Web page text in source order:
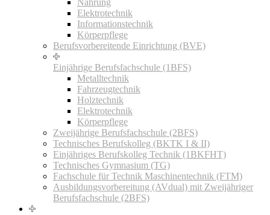
Nahrung
Elektrotechnik
Informationstechnik
Körperpflege
Berufsvorbereitende Einrichtung (BVE)
Einjährige Berufsfachschule (1BFS)
Metalltechnik
Fahrzeugtechnik
Holztechnik
Elektrotechnik
Körperpflege
Zweijährige Berufsfachschule (2BFS)
Technisches Berufskolleg (BKTK I & II)
Einjähriges Berufskolleg Technik (1BKFHT)
Technisches Gymnasium (TG)
Fachschule für Technik Maschinentechnik (FTM)
Ausbildungsvorbereitung (AVdual) mit Zweijähriger
Berufsfachschule (2BFS)